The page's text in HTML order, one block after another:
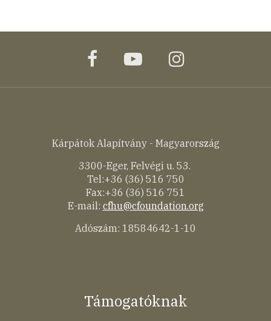
facebookyoutubeinstagram
Kárpátok Alapítvány - Magyarország
3300-Eger, Felvégi u. 53.
Tel:+36 (36) 516 750
Fax:+36 (36) 516 751
E-mail: cfhu@cfoundation.org
Adószám: 18584642-1-10
Támogatóknak